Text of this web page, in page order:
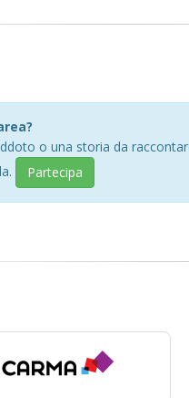
o una storia da
Partecipa